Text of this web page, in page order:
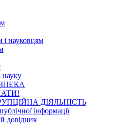
і науковцям
науку
ДІЯЛЬНІСТЬ
інформації
довідник